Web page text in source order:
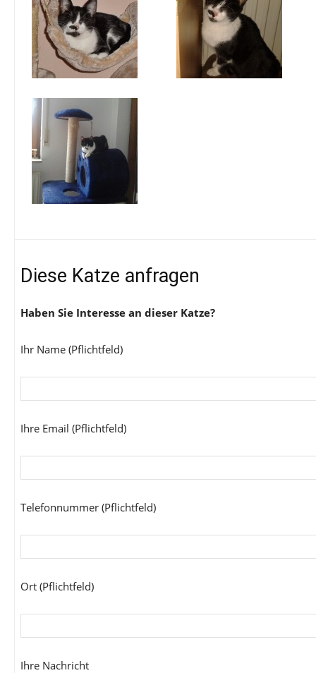
Diese Katze anfragen
Haben Sie Interesse an dieser Katze?
Ihr Name (Pflichtfeld)
Ihre Email (Pflichtfeld)
Telefonnummer (Pflichtfeld)
Ort (Pflichtfeld)
Ihre Nachricht